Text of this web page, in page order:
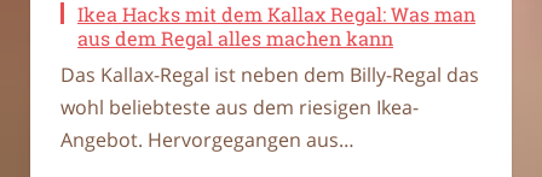
Ikea Hacks mit dem Kallax Regal: Was man
aus dem Regal alles machen kann
Das Kallax-Regal ist neben dem Billy-Regal das
wohl beliebteste aus dem riesigen Ikea-
Angebot. Hervorgegangen aus…